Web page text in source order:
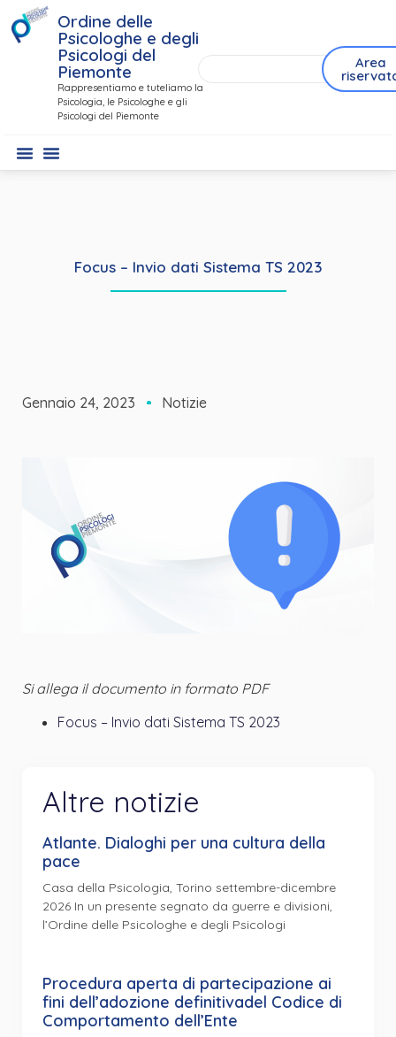
Ordine delle
Psicologhe e degli
Psicologi del
Piemonte
Rappresentiamo e tuteliamo la
Psicologia, le Psicologhe e gli
Psicologi del Piemonte
Area
Focus – Invio dati Sistema TS 2023
Gennaio 24, 2023 Notizie
Si allega il documento in formato PDF
Focus – Invio dati Sistema TS 2023
Altre notizie
Atlante. Dialoghi per una cultura della
pace
Casa della Psicologia, Torino settembre-dicembre
2026 In un presente segnato da guerre e divisioni,
l’Ordine delle Psicologhe e degli Psicologi
Procedura aperta di partecipazione ai
fini dell’adozione definitivadel Codice di
Comportamento dell’Ente